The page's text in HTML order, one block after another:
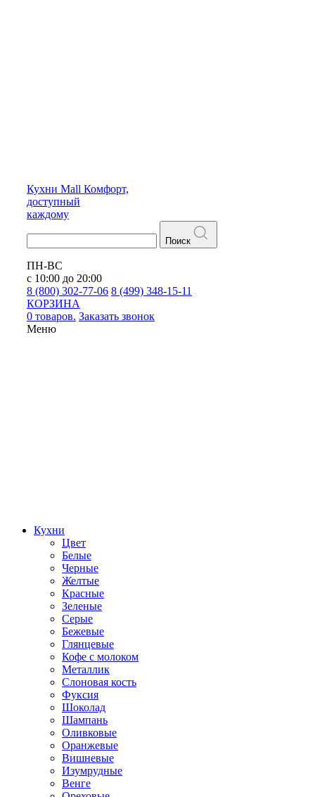
Кухни Mall Комфорт,
доступный
каждому
Поиск
ПН-ВС
с 10:00 до 20:00
8 (800) 302-77-06 8 (499) 348-15-11
КОРЗИНА
0 товаров. Заказать звонок
Меню
Кухни
Цвет
Белые
Черные
Желтые
Красные
Зеленые
Серые
Бежевые
Глянцевые
Кофе с молоком
Металлик
Слоновая кость
Фуксия
Шоколад
Шампань
Оливковые
Оранжевые
Вишневые
Изумрудные
Венге